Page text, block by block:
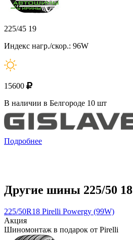
225/45 19
Индекс нагр./скор.: 96W
15600
В наличии в Белгороде 10 шт
Подробнее
Другие шины 225/50 18
225/50R18 Pirelli Powergy (99W)
Акция
Шиномонтаж в подарок от Pirelli